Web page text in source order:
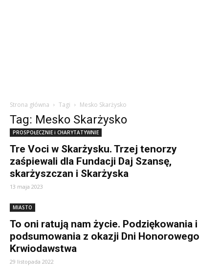
Strona główna Tagi Mesko Skarżysko
Tag: Mesko Skarżysko
PROSPOŁECZNIE i CHARYTATYWNIE
Tre Voci w Skarżysku. Trzej tenorzy
zaśpiewali dla Fundacji Daj Szansę,
skarżyszczan i Skarżyska
13 maja 2023
MIASTO
To oni ratują nam życie. Podziękowania i
podsumowania z okazji Dni Honorowego
Krwiodawstwa
29 listopada 2022